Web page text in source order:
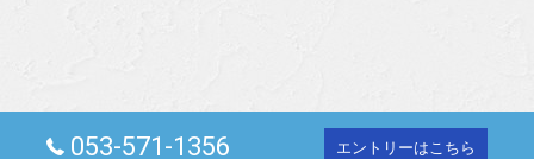
053-571-1356 エントリーはこちら